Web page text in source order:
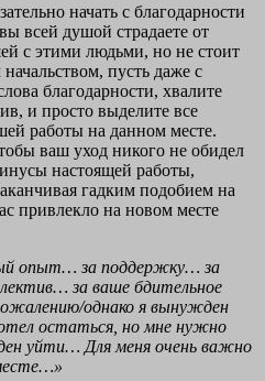
начать с благодарности
всей душой страдаете от
с этими людьми, но не стоит
пусть даже с
благодарности, хвалите
и просто выделите все
работы на данном месте.
ваш уход никого не обидел
настоящей работы,
гадким подобием на
привлекло на новом месте
опыт… за поддержку… за
за ваше бдительное
однако я вынужден
остаться, но мне нужно
уйти… Для меня очень важно